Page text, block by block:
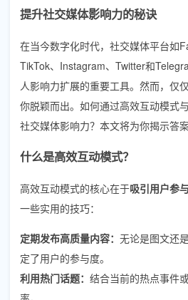
提升社交媒体影响力的秘诀
在当今数字化时代，社交媒体平台如
TikTok、Instagram、Twitter和
人影响力扩展的重要工具。然而，仅
你脱颖而出。如何通过高效互动模式
社交媒体影响力？本文将为你揭示答案
什么是高效互动模式？
高效互动模式的核心在于吸引用户参
一些实用的技巧：
定期发布高质量内容： 无论是图文还
定了用户的参与度。
利用热门话题： 结合当前的热点事件